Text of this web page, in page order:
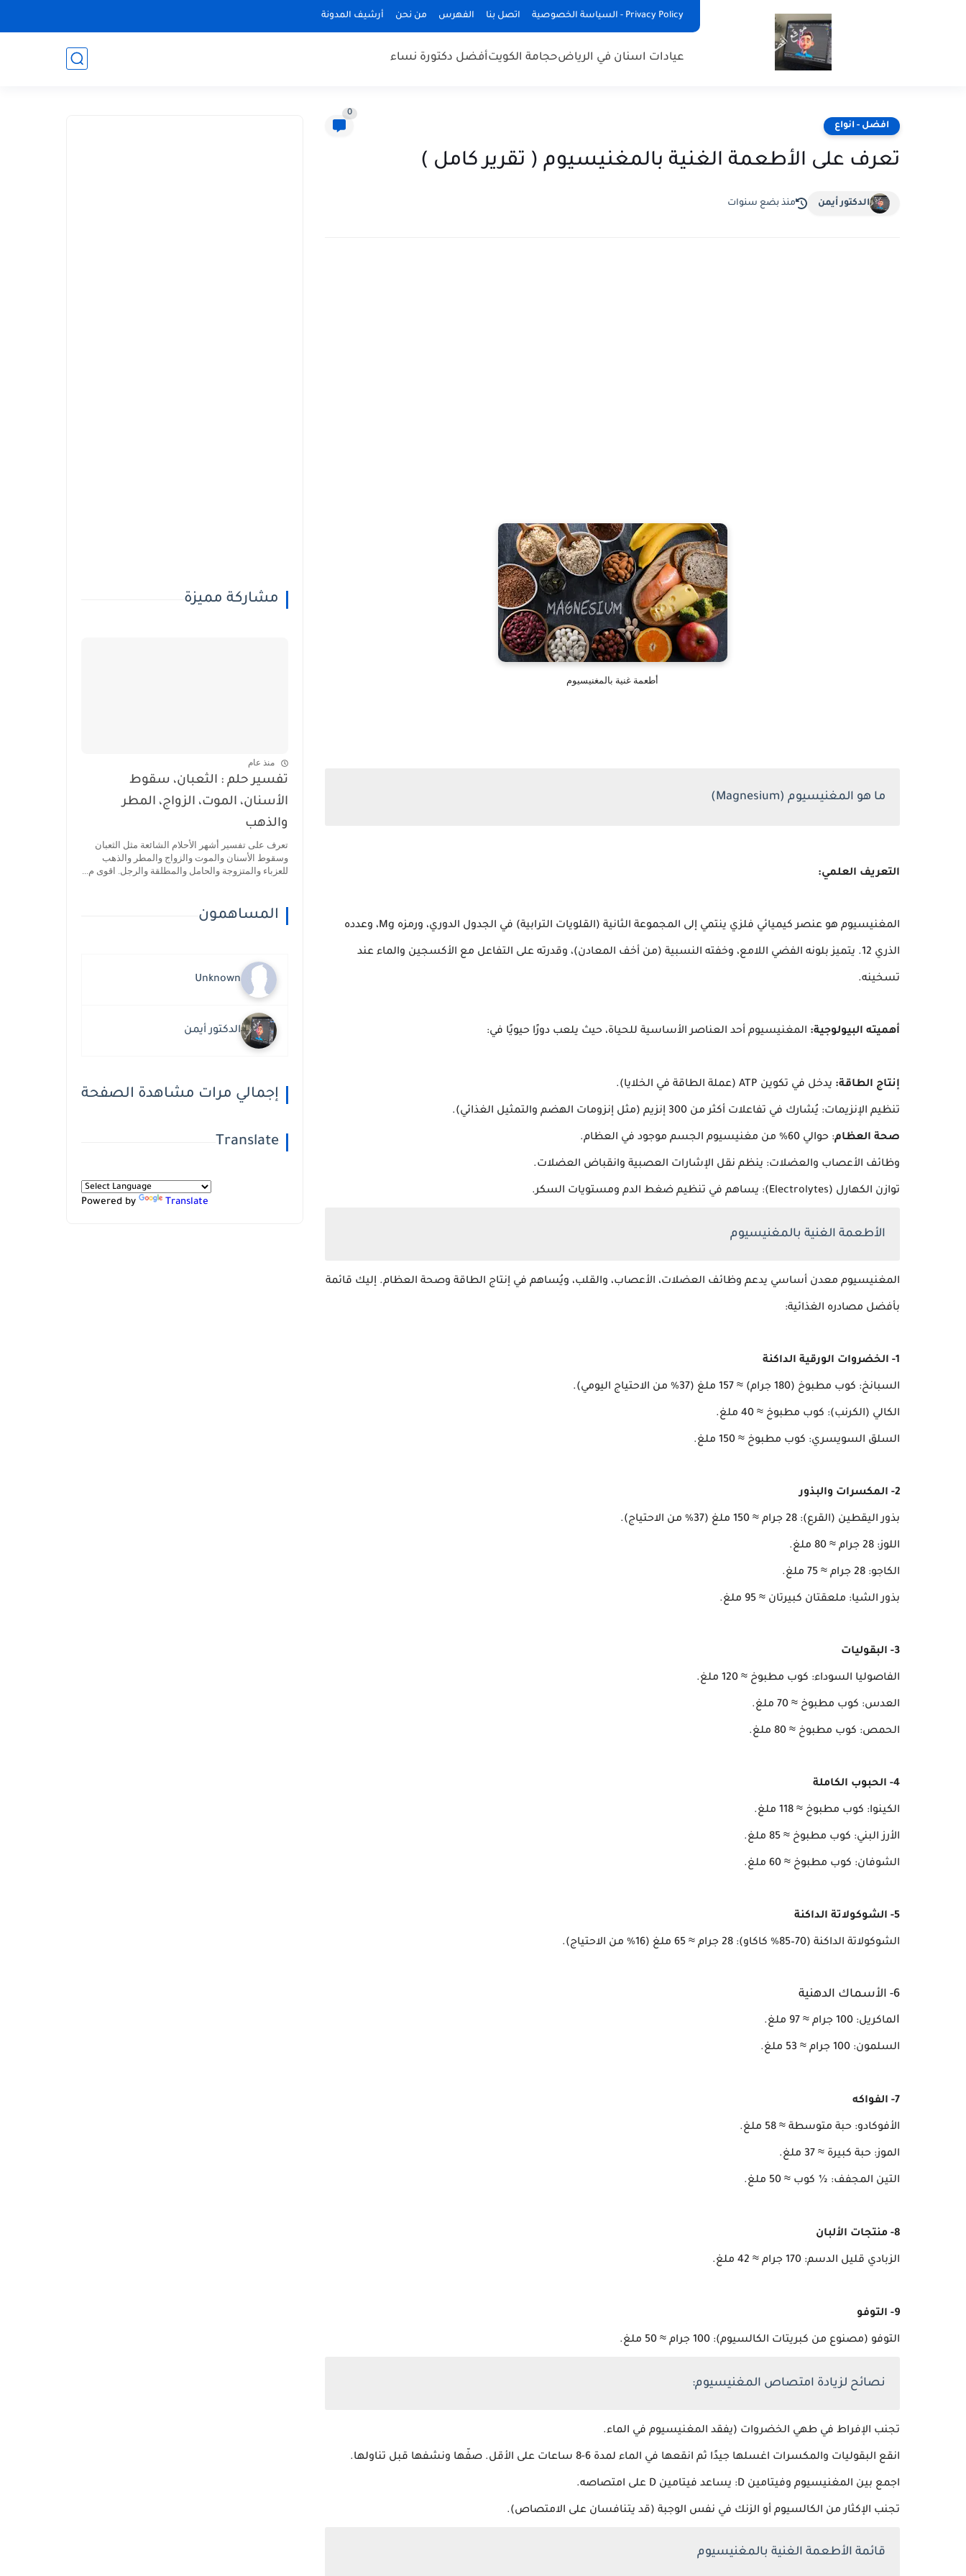
Privacy Policy - السياسة الخصوصية اتصل بنا الفهرس من نحن أرشيف المدونة
عيادات اسنان في الرياضحجامة الكويتأفضل دكتورة نساء
افضل - انواع
0
تعرف على الأطعمة الغنية بالمغنيسيوم ( تقرير كامل )
الدكتور أيمن منذ بضع سنوات
أطعمة غنية بالمغنيسيوم
ما هو المغنيسيوم (Magnesium)
التعريف العلمي:
المغنيسيوم هو عنصر كيميائي فلزي ينتمي إلى المجموعة الثانية (القلويات الترابية) في الجدول الدوري، ورمزه Mg، وعدده
الذري 12. يتميز بلونه الفضي اللامع، وخفته النسبية (من أخف المعادن)، وقدرته على التفاعل مع الأكسجين والماء عند
تسخينه.
أهميته البيولوجية: المغنيسيوم أحد العناصر الأساسية للحياة، حيث يلعب دورًا حيويًا في:
إنتاج الطاقة: يدخل في تكوين ATP (عملة الطاقة في الخلايا).
تنظيم الإنزيمات: يُشارك في تفاعلات أكثر من 300 إنزيم (مثل إنزومات الهضم والتمثيل الغذائي).
صحة العظام: حوالي 60% من مغنيسيوم الجسم موجود في العظام.
وظائف الأعصاب والعضلات: ينظم نقل الإشارات العصبية وانقباض العضلات.
توازن الكهارل (Electrolytes): يساهم في تنظيم ضغط الدم ومستويات السكر.
الأطعمة الغنية بالمغنيسيوم
المغنيسيوم معدن أساسي يدعم وظائف العضلات، الأعصاب، والقلب، ويُساهم في إنتاج الطاقة وصحة العظام. إليك قائمة
بأفضل مصادره الغذائية:
1- الخضروات الورقية الداكنة
السبانخ: كوب مطبوخ (180 جرام) ≈ 157 ملغ (37% من الاحتياج اليومي).
الكالي (الكرنب): كوب مطبوخ ≈ 40 ملغ.
السلق السويسري: كوب مطبوخ ≈ 150 ملغ.
2- المكسرات والبذور
بذور اليقطين (القرع): 28 جرام ≈ 150 ملغ (37% من الاحتياج).
اللوز: 28 جرام ≈ 80 ملغ.
الكاجو: 28 جرام ≈ 75 ملغ.
بذور الشيا: ملعقتان كبيرتان ≈ 95 ملغ.
3- البقوليات
الفاصوليا السوداء: كوب مطبوخ ≈ 120 ملغ.
العدس: كوب مطبوخ ≈ 70 ملغ.
الحمص: كوب مطبوخ ≈ 80 ملغ.
4- الحبوب الكاملة
الكينوا: كوب مطبوخ ≈ 118 ملغ.
الأرز البني: كوب مطبوخ ≈ 85 ملغ.
الشوفان: كوب مطبوخ ≈ 60 ملغ.
5- الشوكولاتة الداكنة
الشوكولاتة الداكنة (70–85% كاكاو): 28 جرام ≈ 65 ملغ (16% من الاحتياج).
6- الأسماك الدهنية
الماكريل: 100 جرام ≈ 97 ملغ.
السلمون: 100 جرام ≈ 53 ملغ.
7- الفواكه
الأفوكادو: حبة متوسطة ≈ 58 ملغ.
الموز: حبة كبيرة ≈ 37 ملغ.
التين المجفف: ½ كوب ≈ 50 ملغ.
8- منتجات الألبان
الزبادي قليل الدسم: 170 جرام ≈ 42 ملغ.
9- التوفو
التوفو (مصنوع من كبريتات الكالسيوم): 100 جرام ≈ 50 ملغ.
نصائح لزيادة امتصاص المغنيسيوم:
تجنب الإفراط في طهي الخضروات (يفقد المغنيسيوم في الماء.
انقع البقوليات والمكسرات اغسلها جيدًا ثم انقعها في الماء لمدة 6-8 ساعات على الأقل. صفّها ونشفها قبل تناولها.
اجمع بين المغنيسيوم وفيتامين D: يساعد فيتامين D على امتصاصه.
تجنب الإكثار من الكالسيوم أو الزنك في نفس الوجبة (قد يتنافسان على الامتصاص).
قائمة الأطعمة الغنية بالمغنيسيوم
مشاركة مميزة
منذ عام
تفسير حلم : الثعبان، سقوط
الأسنان، الموت، الزواج، المطر
والذهب
تعرف على تفسير أشهر الأحلام الشائعة مثل الثعبان
وسقوط الأسنان والموت والزواج والمطر والذهب
للعزباء والمتزوجة والحامل والمطلقة والرجل. اقوى م...
المساهمون
Unknown
الدكتور أيمن
إجمالي مرات مشاهدة الصفحة
Translate
Powered by Translate